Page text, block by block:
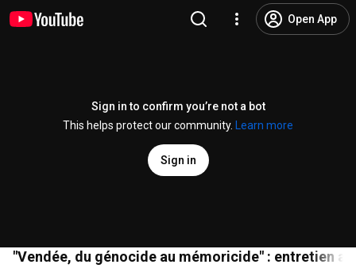
Open App
Sign in to confirm you’re not a bot
This helps protect our community.
Learn more
Sign in
"Vendée, du génocide au mémoricide" : entretien